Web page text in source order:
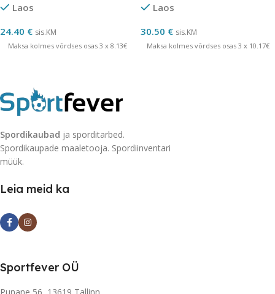
Laos
24.40 € sis.KM
Maksa kolmes võrdses osas 3 x 8.13€
Laos
30.50 € sis.KM
Maksa kolmes võrdses osas 3 x 10.17€
Spordikaubad ja sporditarbed.
Spordikaupade maaletooja. Spordiinventari
müük.
Leia meid ka
Sportfever OÜ